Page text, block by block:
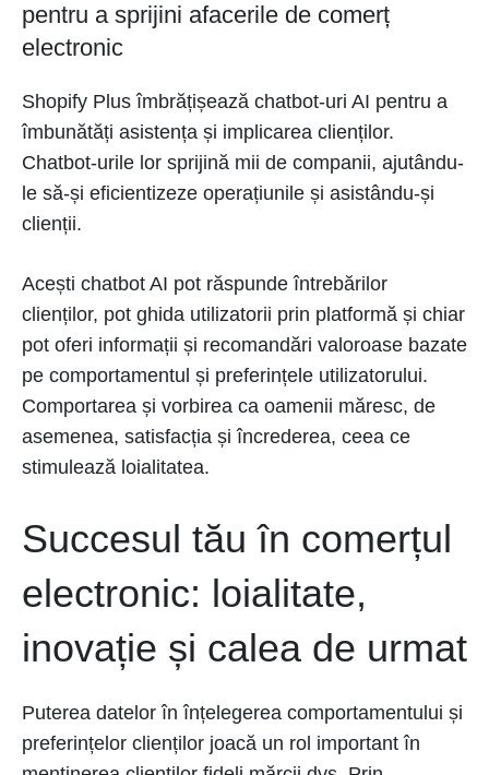
pentru a sprijini afacerile de comerț
electronic
Shopify Plus îmbrățișează chatbot-uri AI pentru a
îmbunătăți asistența și implicarea clienților.
Chatbot-urile lor sprijină mii de companii, ajutându-
le să-și eficientizeze operațiunile și asistându-și
clienții.
Acești chatbot AI pot răspunde întrebărilor
clienților, pot ghida utilizatorii prin platformă și chiar
pot oferi informații și recomandări valoroase bazate
pe comportamentul și preferințele utilizatorului.
Comportarea și vorbirea ca oamenii măresc, de
asemenea, satisfacția și încrederea, ceea ce
stimulează loialitatea.
Succesul tău în comerțul
electronic: loialitate,
inovație și calea de urmat
Puterea datelor în înțelegerea comportamentului și
preferințelor clienților joacă un rol important în